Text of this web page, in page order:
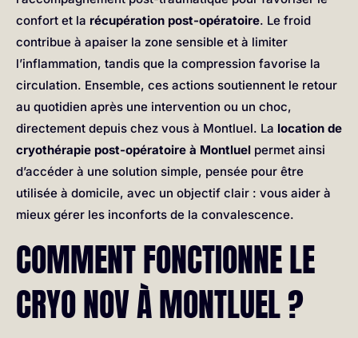
confort et la récupération post-opératoire. Le froid
contribue à apaiser la zone sensible et à limiter
l’inflammation, tandis que la compression favorise la
circulation. Ensemble, ces actions soutiennent le retour
au quotidien après une intervention ou un choc,
directement depuis chez vous à Montluel. La location de
cryothérapie post-opératoire à Montluel permet ainsi
d’accéder à une solution simple, pensée pour être
utilisée à domicile, avec un objectif clair : vous aider à
mieux gérer les inconforts de la convalescence.
COMMENT FONCTIONNE LE
CRYO NOV À MONTLUEL ?